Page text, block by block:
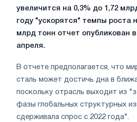
увеличится на 0,3% до 1,72
году "ускорятся" темпы роста
млрд тонн отчет опубликован
апреля.
В отчете предполагается, что
сталь может достичь дна в
поскольку отрасль выходит из
фазы глобальных структурных
сдерживала спрос с 2022 года".